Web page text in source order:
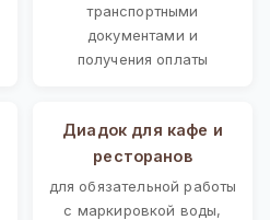
транспортными
документами и
получения оплаты
Диадок для кафе и
ресторанов
для обязательной работы
с маркировкой воды,